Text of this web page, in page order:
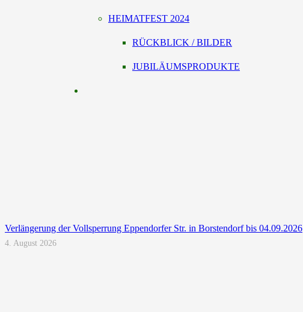
HEIMATFEST 2024
RÜCKBLICK / BILDER
JUBILÄUMSPRODUKTE
Verlängerung der Vollsperrung Eppendorfer Str. in Borstendorf bis 04.09.2026
4. August 2026